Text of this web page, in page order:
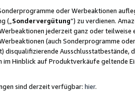
oder Werbeaktionen
(„ Sondervergütung”) zu verdienen.
jederzeit ganz oder
(auch Sonderprogramme
disqualifizierende Ausschlusstatbestände,
Hinblick auf Produktverkäufe geltende
sind derzeit verfügbar: hier.